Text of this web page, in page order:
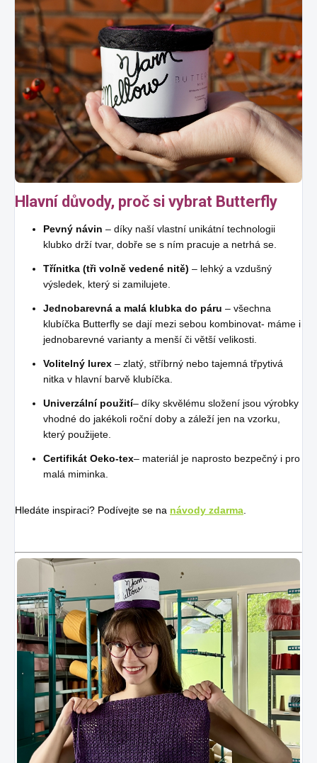
Hlavní důvody, proč si vybrat Butterfly
Pevný návin – díky naší vlastní unikátní technologii
klubko drží tvar, dobře se s ním pracuje a netrhá se.
Třínitka (tři volně vedené nitě) – lehký a vzdušný
výsledek, který si zamilujete.
Jednobarevná a malá klubka do páru – všechna
klubíčka Butterfly se dají mezi sebou kombinovat- máme i
jednobarevné varianty a menší či větší velikosti.
Volitelný lurex – zlatý, stříbrný nebo tajemná třpytivá
nitka v hlavní barvě klubíčka.
Univerzální použití– díky skvělému složení jsou výrobky
vhodné do jakékoli roční doby a záleží jen na vzorku,
který použijete.
Certifikát Oeko-tex– materiál je naprosto bezpečný i pro
malá miminka.
Hledáte inspiraci? Podívejte se na návody zdarma.